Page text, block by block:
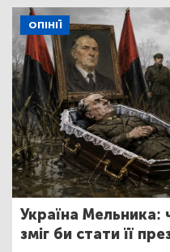
ОПІНІЇ
Україна Мельника:
зміг би стати її